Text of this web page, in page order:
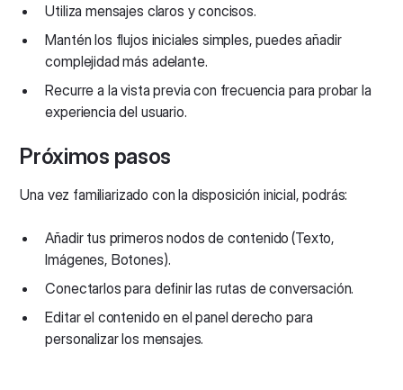
Utiliza mensajes claros y concisos.
Mantén los flujos iniciales simples, puedes añadir
complejidad más adelante.
Recurre a la vista previa con frecuencia para probar la
experiencia del usuario.
Próximos pasos
Una vez familiarizado con la disposición inicial, podrás:
Añadir tus primeros nodos de contenido (Texto,
Imágenes, Botones).
Conectarlos para definir las rutas de conversación.
Editar el contenido en el panel derecho para
personalizar los mensajes.